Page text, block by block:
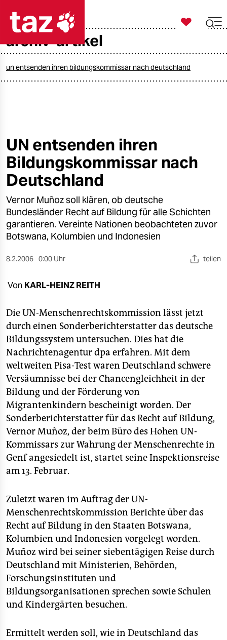
taz zahl ich
öko
gesellschaft
kultur
sport
berlin
verlag
veranstaltungen
shop
fragen & hilfe
unterstützen
abo
genossenschaft
epaper login

taz zahl ich
archiv-artikel
un entsenden ihren bildungskommissar nach deutschland
UN entsenden ihren
Bildungskommissar nach
Deutschland
Vernor Muñoz soll klären, ob deutsche
Bundesländer Recht auf Bildung für alle Schichten
garantieren. Vereinte Nationen beobachteten zuvor
Botswana, Kolumbien und Indonesien
8.2.2006 0:00 Uhr teilen
Von KARL-HEINZ REITH
Die UN-Menschenrechtskommission lässt jetzt
durch einen Sonderberichterstatter das deutsche
Bildungssystem untersuchen. Dies hat die
Nachrichtenagentur dpa erfahren. Mit dem
weltweiten Pisa-Test waren Deutschland schwere
Versäumnisse bei der Chancengleichheit in der
Bildung und der Förderung von
Migrantenkindern bescheinigt worden. Der
Sonderberichterstatter für das Recht auf Bildung,
Vernor Muñoz, der beim Büro des Hohen UN-
Kommissars zur Wahrung der Menschenrechte in
Genf angesiedelt ist, startet seine Inspektionsreise
am 13. Februar.
Zuletzt waren im Auftrag der UN-
Menschenrechtskommission Berichte über das
Recht auf Bildung in den Staaten Botswana,
Kolumbien und Indonesien vorgelegt worden.
Muñoz wird bei seiner siebentägigen Reise durch
Deutschland mit Ministerien, Behörden,
Forschungsinstituten und
Bildungsorganisationen sprechen sowie Schulen
und Kindergärten besuchen.
Ermittelt werden soll, wie in Deutschland das